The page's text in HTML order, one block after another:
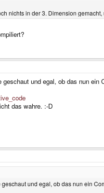
nichts in der 3. Dimension
geschaut und egal, ob das nun
das wahre. :-D
und egal, ob das nun ein